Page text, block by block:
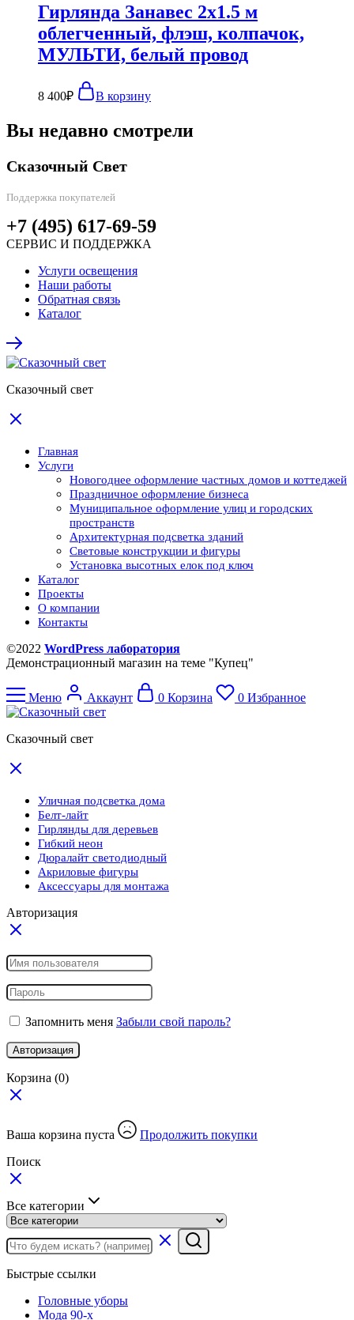
Гирлянда Занавес 2х1.5 м
облегченный, флэш, колпачок,
МУЛЬТИ, белый провод
8 400₽ В корзину
Вы недавно смотрели
Сказочный Свет
Поддержка покупателей
+7 (495) 617-69-59
СЕРВИС И ПОДДЕРЖКА
Услуги освещения
Наши работы
Обратная связь
Каталог
Сказочный свет
Главная
Услуги
Новогоднее оформление частных домов и коттеджей
Праздничное оформление бизнеса
Муниципальное оформление улиц и городских
пространств
Архитектурная подсветка зданий
Световые конструкции и фигуры
Установка высотных елок под ключ
Каталог
Проекты
О компании
Контакты
©2022 WordPress лаборатория
Демонстрационный магазин на теме "Купец"
Меню Аккаунт 0 Корзина 0 Избранное
Сказочный свет
Уличная подсветка дома
Белт-лайт
Гирлянды для деревьев
Гибкий неон
Дюралайт светодиодный
Акриловые фигуры
Аксессуары для монтажа
Авторизация
Запомнить меня Забыли свой пароль?
Авторизация
Корзина (0)
Ваша корзина пуста
Продолжить покупки
Поиск
Все категории
Быстрые ссылки
Головные уборы
Мода 90-х